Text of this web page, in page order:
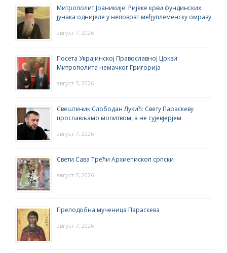
Митрополит Јоаникије: Ријеке крви фундинских
јунака однијеле у неповрат међуплеменску омразу
август 7, 2026
Посета Украјинској Православној Цркви
Митрополита немачког Григорија
август 7, 2026
Свештеник Слободан Лукић: Свету Параскеву
прослављамо молитвом, а не сујевјерјем
август 7, 2026
Свети Сава Трећи Архиепископ српски
август 7, 2026
Преподобна мученица Параскева
август 7, 2026